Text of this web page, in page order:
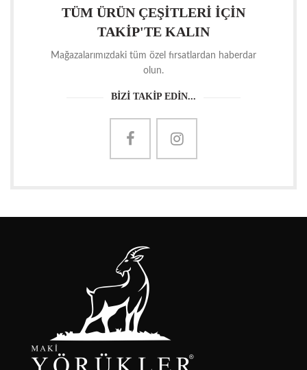
TÜM ÜRÜN ÇEŞİTLERİ İÇİN
TAKİP'TE KALIN
Mağazalarımızdaki tüm özel fırsatlardan haberdar
olun.
BİZİ TAKİP EDİN...